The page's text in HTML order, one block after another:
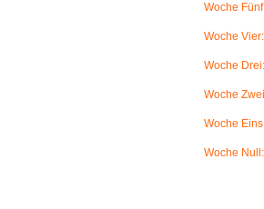
Woche
Woche
Woche
Woche
Woche
Woche